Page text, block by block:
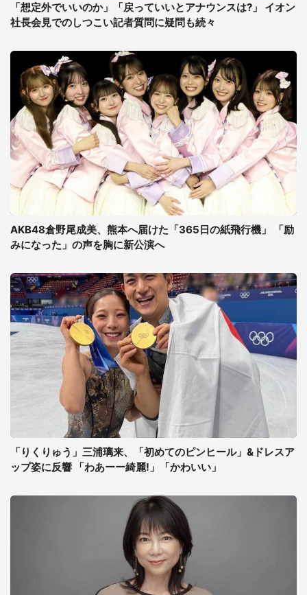
「想定外でいいのか」「戻っていいとアナウンスは?」 イオン
社長会見でのしつこい記者質問に疑問も続々
AKB48倉野尾成美、熊本へ届けた「365日の紙飛行機」 「励
みになった」の声を胸に新公演へ
「りくりゅう」三浦璃来、「初めてのピンヒール」&ドレスア
ップ姿に反響 「わあーー綺麗!」「かわいい」